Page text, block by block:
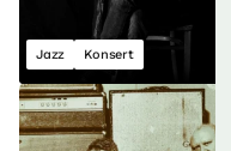
Jazz Konsert